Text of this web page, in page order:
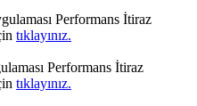
Performans İtiraz
tıklayınız.
Performans İtiraz
tıklayınız.